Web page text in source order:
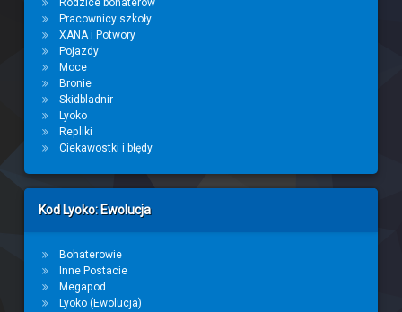
Rodzice bohaterów
Pracownicy szkoły
XANA i Potwory
Pojazdy
Moce
Bronie
Skidbladnir
Lyoko
Repliki
Ciekawostki i błędy
Kod Lyoko: Ewolucja
Bohaterowie
Inne Postacie
Megapod
Lyoko (Ewolucja)